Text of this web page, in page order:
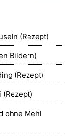
(Rezept)
Bildern)
(Rezept)
(Rezept)
ohne Mehl